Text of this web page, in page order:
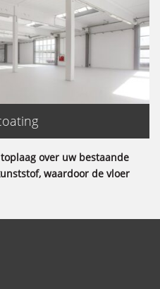
over uw bestaande
waardoor de vloer